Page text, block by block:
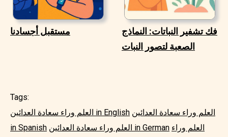
مستقبل أجسادنا
فك تشفير النباتات: النماذج
الصعبة لتصور النبات
Tags:
العلم وراء سعادة العدائين in English العلم وراء سعادة العدائين
in Spanish
العلم وراء سعادة العدائين in German العلم وراء